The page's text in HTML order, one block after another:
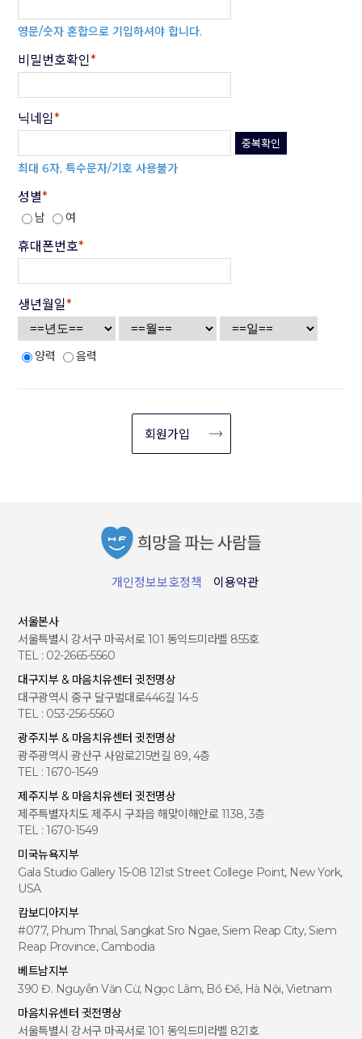
1) 회원 가입신청시 기재한 내용이 허위로 판명된 경우
2) 타인의 명의를 이용하여 회원 가입신청을 하는 경우
고 인정되는 경우
(1) 관리자는 회원이 게시하거나 등록하는 희파사 내의 게시물 등
의 내용이 아래에 해당한다고 판단되는 경우에 사전통지 없이 삭
① 다른 회원 또는 제3자를 비방하거나 중상모략으로 명예를 훼
② 공공질서 또는 미풍양속에 반하는 내용
③ 관리자 또는 제3자의 저작권 기타 권리를 침해하는 내용
④ 관리자가 정한 게시기간을 초과한 경우
⑤ 외설 음란물, 다른 음란물 사이트의 링크, 상업적 목적의 광고,
행운의 편지(chain letter), 다단계판매조직에의 가입을 권유하
⑥ 관계법령에 위반된다고 판단되는 내용
⑦ 기타 관리자의 "희파사" 운영방침에 위배되는 내용
(2) 게시물에 대한 권리와 책임은 모두 게시자에게 있으며, 관리자
는 게시물이 제(1)항에 해당하지 아니하는 한, 게시자의 사전동의
없이 이를 임의로 처리할 수 없습니다. 또한, 관리자는 "희파사" 내
(3) 회원은 관리자가 제공하는 서비스를 이용하여 얻은 정보를 가
공, 판매하는 행위 등 "희파사" 내에 게재된 자료를 상업적으로 이
(4) 웹사이트에 게시된 글과 이미지는 타 마케팅 활동의 보조적인
(1) 관리자는 이 약관과 관련법령이 금하는 행위를 하여서는 아니
되며, 회원에게 지속적이고 적절한 서비스를 제공하기 위하여 노
(2) 관리자는 회원에 대한 사전 공지 없이 일방적으로 서비스를
중단할 수 없습니다.
수 없는 불가피한 사정이 있는 경우에는 그러하지 아니합니다.
(3) 시스템 점검 등을 위하여 필요한 경우, 관리자는 이러한 사유
를 미리 회원에게 공지하고 서비스 제공을 일시 중단할 수 있습니
다.
(4) 시스템의 장애로 인하여 서비스가 중단된 경우 관리자는 이를
신속하게 복구한 후 곧바로 이를 회원에게 공지하여야 합니다.
(5) 관리자는 회원이 제시하는 불만이나 시정요구 사항이 타당한
경우, 즉시 이를 시정하여야 합니다.
단, 시정하는데 시간이 소요되는 경우에는 적절한 시정 조치를 위
한 일정과 방법을 해당 회원에게 알려야 합니다.
(6) 관리자는 회원이 원하지 않는 상업광고성 전자메일을 발송하
지 않습니다.
제7조 (회원의 권리)
(1) 회원은 희파사의 서비스를 무료로 자유롭게 이용할 수 있습니
다.
(2) 회원은 희파사의 회원그룹 등에 가입하여 활동할 수 있습니다.
제8조 (회원의 의무)
(1) 회원은 "희파사"의 서비스를 이용할 때 아래의 행위를 하지 않
아야 합니다.
1) 다른 회원의 아이디(ID)를 부정하게 도용하는 행위
2) 관리자가 제공하는 서비스에서 얻은 정보를 관리자의 사전승
낙 없이 회원으로서의 이용이외의 다른 목적으로 복제하거나, 이
를 출판 방송 등에 사용하거나 제3자에게 제공하는 행위
3) 관리자 또는 제3자의 저작권 등 기타 권리를 침해하거나 공공
질서 및 미풍양속에 위반되는 내용의 정보, 문장, 그림, 사진, 동영
상 등을 타인에게 유포하는 행위
4) 범죄 목적으로 서비스를 이용하는 행위
행사안내, 서비스의 유효성 확인, 접속빈도 파악 또는 회원의 서비
5. 개인영상정보
범죄의 예방 및 수사, 시설안전 및 화재예방 등을 목적으로 개인정
제2조(개인정보의 수집항목 및 보유기간)
1. “희파사” 이용자의 개인정보는「개인정보 보호법」에 따라 원
칙적으로 정보주체의 동의를 거쳐 수집하며 수집항목과 보유기간
개인정보파일
홈페이지 회원
관리
-아이디/패스워
-주소,이메일주
소
회원탈퇴
가. 회계처리 및 요금 수납 등 관련 근거 자료 : 5년
나. 관련 법령 위반에 따른 수사‧조사 등이 진행중인 경
명시한 범위 내에서만 처리하며, 정보주체의 사전 동의 없
이는 본래의 범위를 초과하여 처리하거나 제3자에게 제
정보의 제공), 제18조(개인정보의 목적외 이용∙제공 제한)
게 제공할 수 있습니다.
제4조(개인정보처리의 위탁)
“희파사”은 개인정보 처리업무 위탁 계약 체결시 「개인
정보 보호법」에 따라 위탁업무 수행 목적 외 개인정보
처리금지, 기술적ㆍ관리적 보호조치, 재위탁 제한, 수탁자
에 대한 관리ㆍ감독, 손해배상 등 책임에 관한 사항을 계
처리하는지를 감독하고 있습니다.
개인정보 처리를 위탁하는 사무는 다음과 같습니다.
위탁업무명
업체명 주소
“희파사”홈페이지 유
지보수
기술
덕로
9608
제5조(정보주체의 권리‧의무 및 행사방법)
정보주체는 다음과 같은 권리를 행사할 수 있으며, 만14세
미만 아동의 법정대리인은 그 아동의 개인정보에 대한 열
람, 정정ㆍ삭제, 처리정지를 요구할 수 있습니다.
1. 개인정보 열람 요구
“희파사”에서 보유하고 있는 개인정보파일은 「개인정보
보호법」제35조(개인정보의 열람)에 따라 자신의 개인정
보에 대한 열람을 요구할 수 있습니다. 다만, 개인정보 열
영문/숫자 혼합으로 기입하셔야 합니다.
비밀번호확인*
닉네임*
중복확인
최대 6자, 특수문자/기호 사용불가
성별*
남 여
휴대폰번호*
생년월일*
양력 음력
개인정보보호정책 이용약관
서울본사
서울특별시 강서구 마곡서로 101 동익드미라벨 855호
TEL : 02-2665-5560
대구지부 & 마음치유센터 귓전명상
대구광역시 중구 달구벌대로446길 14-5
TEL : 053-256-5560
광주지부 & 마음치유센터 귓전명상
광주광역시 광산구 사암로215번길 89, 4층
TEL : 1670-1549
제주지부 & 마음치유센터 귓전명상
제주특별자치도 제주시 구좌읍 해맞이해안로 1138, 3층
TEL : 1670-1549
미국뉴욕지부
Gala Studio Gallery 15-08 121st Street College Point, New York,
USA
캄보디아지부
#077, Phum Thnal, Sangkat Sro Ngae, Siem Reap City, Siem
Reap Province, Cambodia
베트남지부
390 Đ. Nguyễn Văn Cừ, Ngọc Lâm, Bồ Đề, Hà Nội, Vietnam
마음치유센터 귓전명상
서울특별시 강서구 마곡서로 101 동익드미라벨 821호